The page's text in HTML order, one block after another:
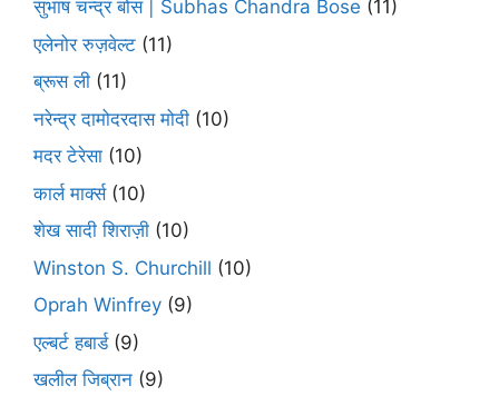
सुभाष चन्द्र बोस | Subhas Chandra Bose (11)
एलेनोर रुज़वेल्ट (11)
ब्रूस ली (11)
नरेन्द्र दामोदरदास मोदी (10)
मदर टेरेसा (10)
कार्ल मार्क्स(10)
शेख सादी शिराज़ी (10)
Winston S. Churchill (10)
Oprah Winfrey (9)
एल्बर्ट हबार्ड(9)
खलील जिब्रान (9)